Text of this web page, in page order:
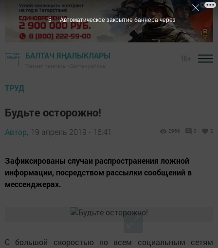
БАЛТАЧ ЯҢАЛЫКЛАРЫ
ТРУД
Будьте осторожно!
Автор, 19 апрель 2019 - 16:41 2969 0 2
Зафиксированы случаи распространения ложной
информации, посредством рассылки сообщений в
мессенджерах.
С большой скоростью по всем социальным сетям
4 Автоматическое закрытие баннера через